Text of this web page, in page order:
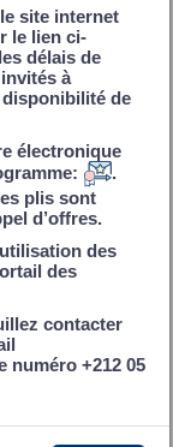
d'attribution
aux
et de
site internet
le lien ci-
délais de
à
disponibilité de
électronique
.
plis sont
d’offres.
des
des
contacter
numéro +212 05